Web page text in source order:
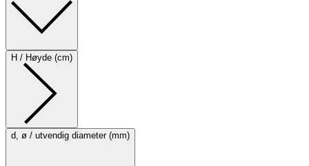
H / Høyde (cm)
d, ø / utvendig diameter (mm)